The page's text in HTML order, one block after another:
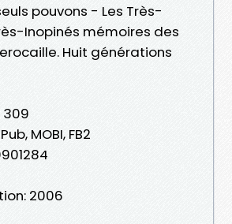
pouvons - Les Très-
Inopinés mémoires des
Huit générations
309
MOBI, FB2
2006